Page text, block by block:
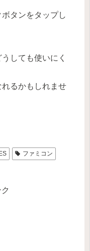
タンをタップし
しても使いにく
るかもしれませ
ファミコン